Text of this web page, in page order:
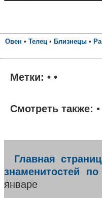
Овен •Телец • Близнецы •
Метки: • •
Смотреть также:
Главная
знаменитостей
январе